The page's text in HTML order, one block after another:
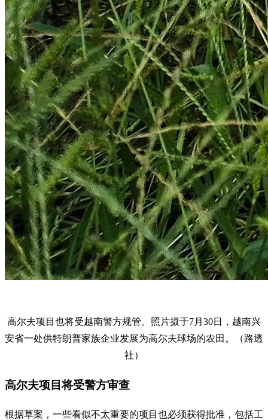
高尔夫项目也将受越南警方规管。照片摄于7月30日，越南兴
安省一处供特朗普家族企业发展为高尔夫球场的农田。（路透
社）
高尔夫项目将受警方审查
根据草案，一些看似不太重要的项目也必须获得批准，包括工